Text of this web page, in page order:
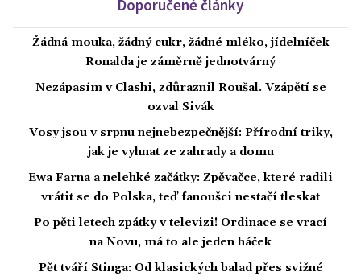
Doporučené články
Žádná mouka, žádný cukr, žádné mléko, jídelníček
Ronalda je záměrně jednotvárný
Nezápasím v Clashi, zdůraznil Roušal. Vzápětí se
ozval Sivák
Vosy jsou v srpnu nejnebezpečnější: Přírodní triky,
jak je vyhnat ze zahrady a domu
Ewa Farna a nelehké začátky: Zpěvačce, které radili
vrátit se do Polska, teď fanoušci nestačí tleskat
Po pěti letech zpátky v televizi! Ordinace se vrací
na Novu, má to ale jeden háček
Pět tváří Stinga: Od klasických balad přes svižné